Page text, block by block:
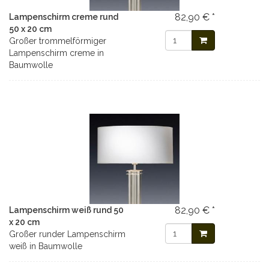
Lampenschirm creme rund
50 x 20 cm
Großer trommelförmiger
Lampenschirm creme in
Baumwolle
82,90 € *
Lampenschirm weiß rund 50
x 20 cm
Großer runder Lampenschirm
weiß in Baumwolle
82,90 € *